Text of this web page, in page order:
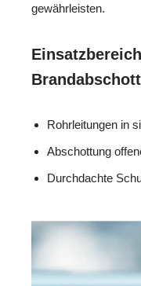
gewährleisten.
Rohrleitungen in
Abschottung
Durchdachte